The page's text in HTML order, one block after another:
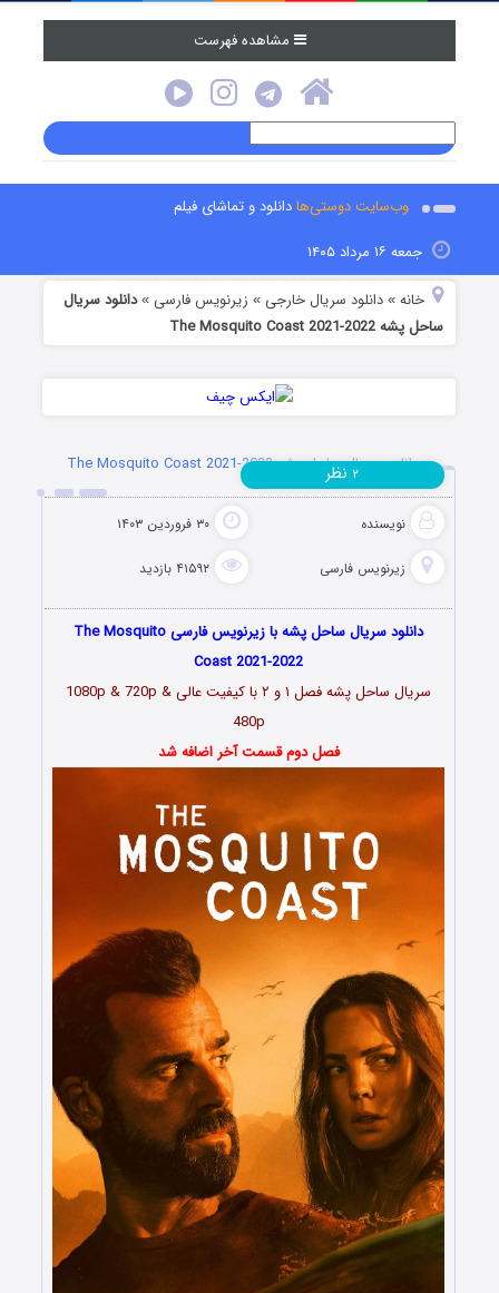
مشاهده فهرست
وب‌سایت دوستی‌هادانلود و تماشای فیلم
جمعه ۱۶ مرداد ۱۴۰۵
خانه »دانلود سریال خارجی » زیرنویس فارسی »دانلود سریال
ساحل پشه The Mosquito Coast 2021-2022
دانلود سریال ساحل پشه The Mosquito Coast 2021-2022
نویسنده ۳۰ فروردین ۱۴۰۳
زیرنویس فارسی ۴۱۵۹۲ بازدید
۲ نظر
دانلود سریال ساحل پشه با زیرنویس فارسی The Mosquito
Coast 2021-2022
سریال ساحل پشه فصل ۱ و ۲
با کیفیت عالی 1080p & 720p &
480p
فصل دوم قسمت آخر اضافه شد